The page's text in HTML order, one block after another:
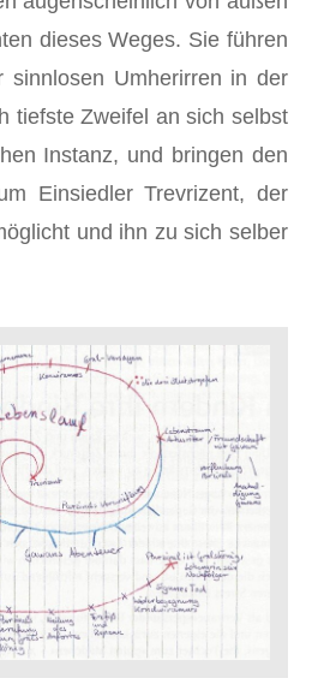
dieses Weges. Sie führen
sinnlosen Umherirren in der
tiefste Zweifel an sich selbst
Instanz, und bringen den
Einsiedler Trevrizent, der
und ihn zu sich selber